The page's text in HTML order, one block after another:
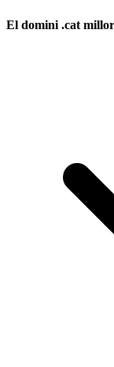
El domini .cat